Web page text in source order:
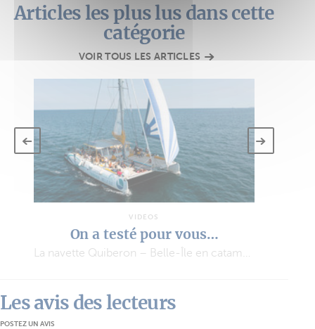
Articles les plus lus dans cette
catégorie
VOIR TOUS LES ARTICLES
VIDÉOS
On a testé pour vous…
La navette Quiberon – Belle-Île en catamaran à voile
Les avis des lecteurs
POSTEZ UN AVIS